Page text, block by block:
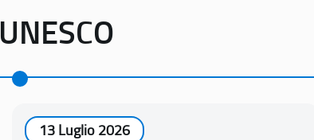
13 Luglio 2026